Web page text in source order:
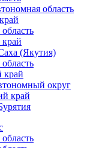
область
(Якутия)
край
округ
край